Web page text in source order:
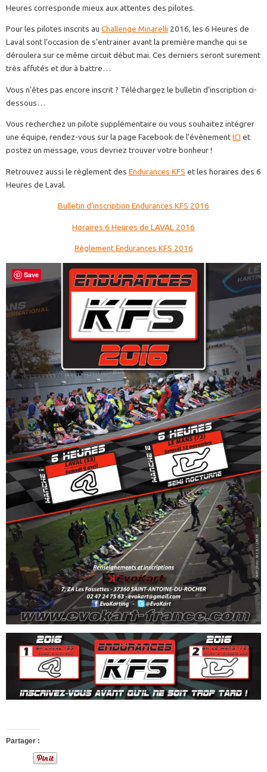
Heures corresponde mieux aux attentes des pilotes.
Pour les pilotes inscrits au Challenge Minarelli 2016, les 6 Heures de
Laval sont l’occasion de s’entrainer avant la première manche qui se
déroulera sur ce même circuit début mai. Ces derniers seront surement
très affutés et dur à battre…
Vous n’êtes pas encore inscrit ? Téléchargez le bulletin d’inscription ci-
dessous…
Vous recherchez un pilote supplémentaire ou vous souhaitez intégrer
une équipe, rendez-vous sur la page Facebook de l’évènementICI et
postez un message, vous devriez trouver votre bonheur !
Retrouvez aussi le règlement des Endurances KFS et les horaires des 6
Heures de Laval.
Bulletin d’inscription Endurances KFS 2016
Horaires 6 Heures de LAVAL 2016
Règlement Endurances KFS 2016
Partager :
Save